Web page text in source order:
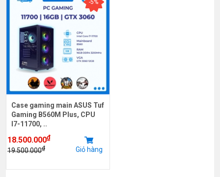
-5%
Case gaming main ASUS Tuf
Gaming B560M Plus, CPU
I7-11700, ..
18.500.000₫
19.500.000₫ Giỏ hàng